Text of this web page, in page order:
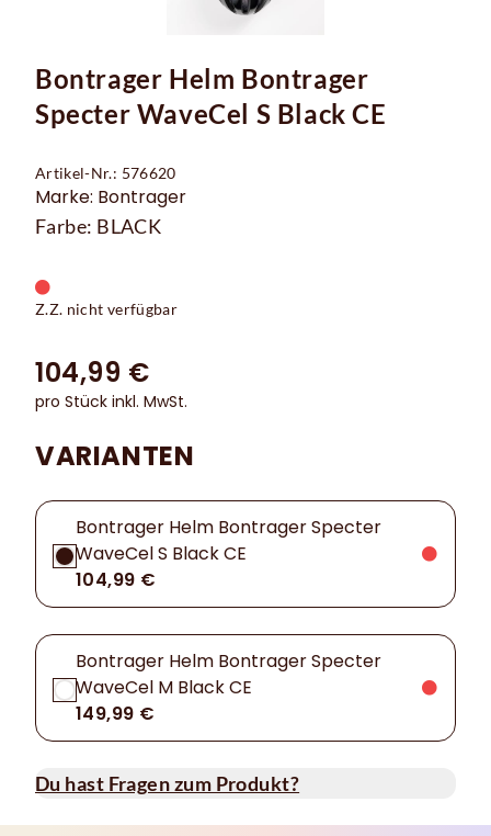
Bontrager Helm Bontrager
Specter WaveCel S Black CE
Artikel-Nr.: 576620
Marke: Bontrager
Farbe: BLACK
Z.Z. nicht verfügbar
104,99 €
pro Stück inkl. MwSt.
VARIANTEN
Bontrager Helm Bontrager Specter
WaveCel S Black CE
104,99 €
Bontrager Helm Bontrager Specter
WaveCel M Black CE
149,99 €
Du hast Fragen zum Produkt?